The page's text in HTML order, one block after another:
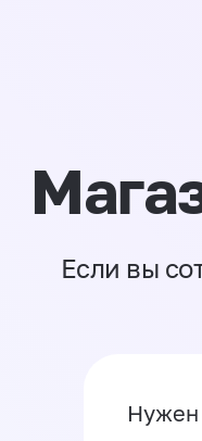
Если вы
Нужен